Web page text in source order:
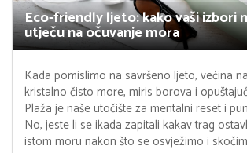
Eco-friendly ljeto: kako vaši izbori
utječu na očuvanje mora
Kada pomislimo na savršeno ljeto, većina
kristalno čisto more, miris borova i
Plaža je naše utočište za mentalni reset i
No, jeste li se ikada zapitali kakav trag
istom moru nakon što se osvježimo i